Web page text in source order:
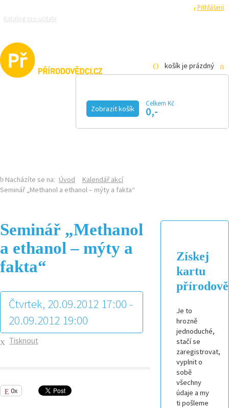
Přihlášení
Katalog pro učitele
košík je prázdný
Zobrazit košík
Celkem Kč
0,-
Nacházíte se na: Úvod
Kalendář akcí
Seminář „Methanol a ethanol – mýty a fakta“
Seminář „Methanol
a ethanol – mýty a
fakta“
Čtvrtek, 20.09.2012 17:00 -
20.09.2012 19:00
Tisknout
0x
Získej
kartu
Je to
hrozně
jednoduché,
stačí se
zaregistrovat,
vyplnit o
sobě
všechny
údaje a my
ti pošleme